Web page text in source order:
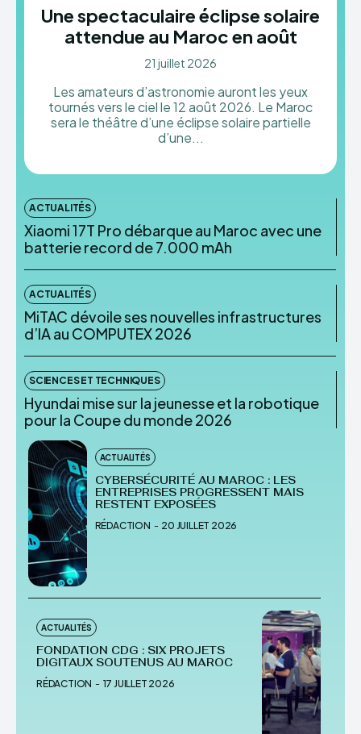
Une spectaculaire éclipse solaire
attendue au Maroc en août
21 juillet 2026
Les amateurs d’astronomie auront les yeux
tournés vers le ciel le 12 août 2026. Le Maroc
sera le théâtre d’une éclipse solaire partielle
d’une...
ACTUALITÉS
Xiaomi 17T Pro débarque au Maroc avec une
batterie record de 7.000 mAh
ACTUALITÉS
MiTAC dévoile ses nouvelles infrastructures
d’IA au COMPUTEX 2026
SCIENCES ET TECHNIQUES
Hyundai mise sur la jeunesse et la robotique
pour la Coupe du monde 2026
ACTUALITÉS
CYBERSÉCURITÉ AU MAROC : LES
ENTREPRISES PROGRESSENT MAIS
RESTENT EXPOSÉES
RÉDACTION - 20 JUILLET 2026
ACTUALITÉS
FONDATION CDG : SIX PROJETS
DIGITAUX SOUTENUS AU MAROC
RÉDACTION - 17 JUILLET 2026